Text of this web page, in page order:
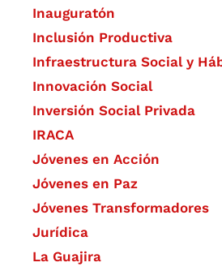
Inauguratón
Inclusión Productiva
Infraestructura Social y
​Innovación Social
Inversión Social Privada
IRACA
Jóvenes en Acción
Jóvenes en Paz
Jóvenes Transformadores
Jurídica
La Guajira